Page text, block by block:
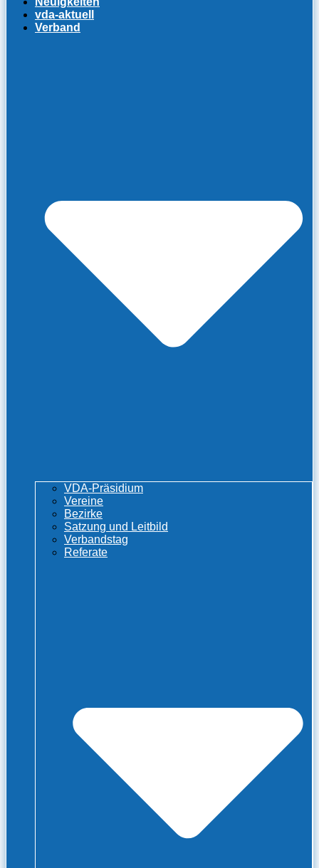
vda-aktuell
Verband
VDA-Präsidium
Vereine
Bezirke
Satzung und Leitbild
Verbandstag
Referate